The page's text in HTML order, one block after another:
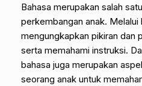
Bahasa merupakan salah
perkembangan anak. Melalui
mengungkapkan pikiran dan
serta memahami instruksi.
bahasa juga merupakan
seorang anak untuk